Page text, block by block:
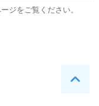
ジをご覧ください。
ペー